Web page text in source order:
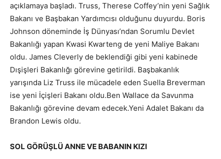
açıklamaya başladı. Truss, Therese Coffey’nin yeni Sağlık
Bakanı ve Başbakan Yardımcısı olduğunu duyurdu. Boris
Johnson döneminde İş Dünyası’ndan Sorumlu Devlet
Bakanlığı yapan Kwasi Kwarteng de yeni Maliye Bakanı
oldu. James Cleverly de beklendiği gibi yeni kabinede
Dışişleri Bakanlığı görevine getirildi. Başbakanlık
yarışında Liz Truss ile mücadele eden Suella Breverman
ise yeni İçişleri Bakanı oldu.Ben Wallace da Savunma
Bakanlığı görevine devam edecek.Yeni Adalet Bakanı da
Brandon Lewis oldu.
SOL GÖRÜŞLÜ ANNE VE BABANIN KIZI